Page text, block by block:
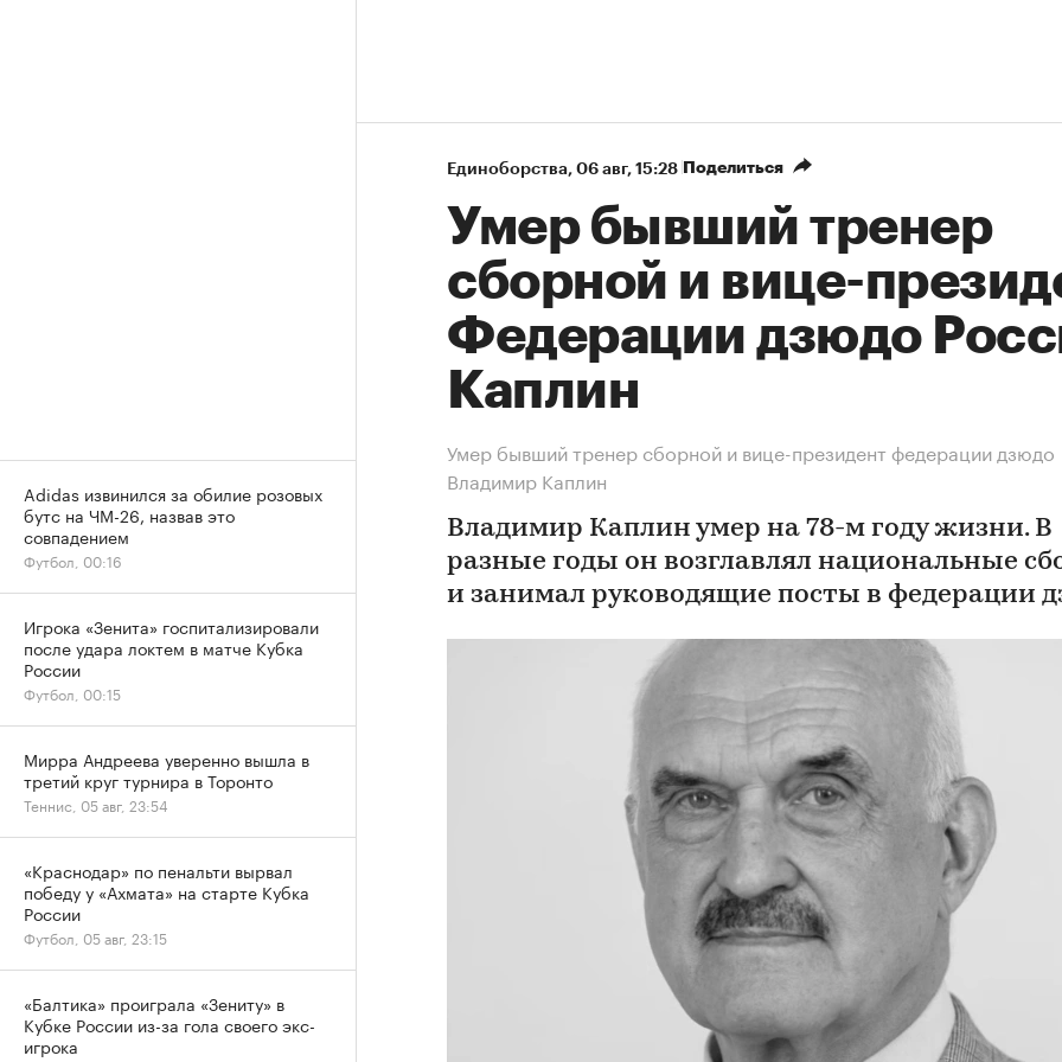
Единоборства⁠, 06 авг, 15:28 Поделиться
Умер бывший тренер
сборной и вице-
Федерации дзюдо
Каплин
Умер бывший тренер сборной и вице-президент федерации дзюдо
Владимир Каплин
Владимир Каплин умер на 78-м году жизни. В
разные годы он возглавлял национальные
и занимал руководящие посты в федерации
Adidas извинился за обилие розовых
бутс на ЧМ-26, назвав это
совпадением
Футбол, 00:16
Игрока «Зенита» госпитализировали
после удара локтем в матче Кубка
России
Футбол, 00:15
Мирра Андреева уверенно вышла в
третий круг турнира в Торонто
Теннис, 05 авг, 23:54
«Краснодар» по пенальти вырвал
победу у «Ахмата» на старте Кубка
России
Футбол, 05 авг, 23:15
«Балтика» проиграла «Зениту» в
Кубке России из-за гола своего экс-
игрока